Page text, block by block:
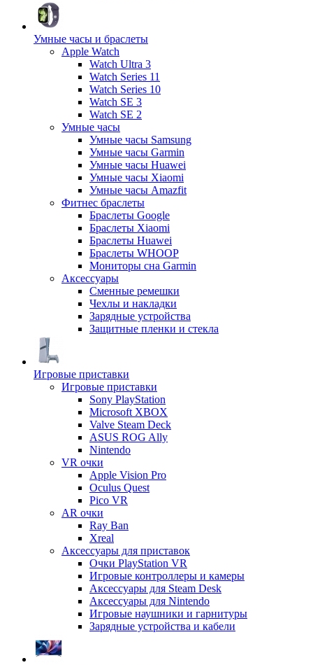
Умные часы и браслеты
Apple Watch
Watch Ultra 3
Watch Series 11
Watch Series 10
Watch SE 3
Watch SE 2
Умные часы
Умные часы Samsung
Умные часы Garmin
Умные часы Huawei
Умные часы Xiaomi
Умные часы Amazfit
Фитнес браслеты
Браслеты Google
Браслеты Xiaomi
Браслеты Huawei
Браслеты WHOOP
Мониторы сна Garmin
Аксессуары
Сменные ремешки
Чехлы и накладки
Зарядные устройства
Защитные пленки и стекла
Игровые приставки
Игровые приставки
Sony PlayStation
Microsoft XBOX
Valve Steam Deck
ASUS ROG Ally
Nintendo
VR очки
Apple Vision Pro
Oculus Quest
Pico VR
AR очки
Ray Ban
Xreal
Аксессуары для приставок
Очки PlayStation VR
Игровые контроллеры и камеры
Аксессуары для Steam Desk
Аксессуары для Nintendo
Игровые наушники и гарнитуры
Зарядные устройства и кабели